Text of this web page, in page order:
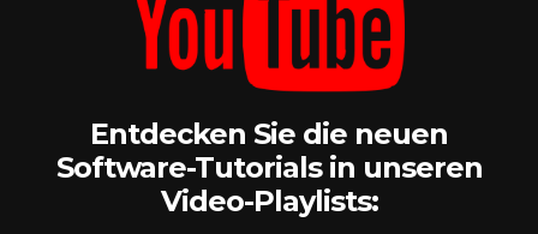
Entdecken Sie die neuen
Software-Tutorials in unseren
Video-Playlists: